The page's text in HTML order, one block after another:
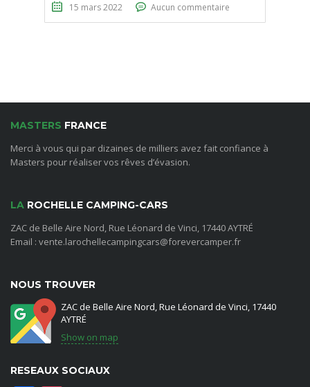
15 mars 2022 Aucun commentaire
MASTERS FRANCE
Merci à vous qui par dizaines de milliers avez fait confiance à
Masters pour réaliser vos rêves d’évasion.
LA ROCHELLE CAMPING-CARS
ZAC de Belle Aire Nord, Rue Léonard de Vinci, 17440 AYTRÉ
Email : vente.larochellecampingcars@forevercamper.fr
NOUS TROUVER
ZAC de Belle Aire Nord, Rue Léonard de Vinci, 17440
AYTRÉ
Show on map
RESEAUX SOCIAUX